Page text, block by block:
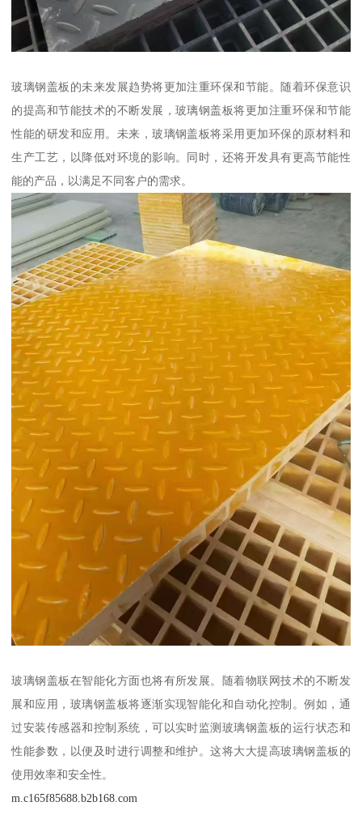
玻璃钢盖板的未来发展趋势将更加注重环保和节能。随着环保意识
的提高和节能技术的不断发展，玻璃钢盖板将更加注重环保和节能
性能的研发和应用。未来，玻璃钢盖板将采用更加环保的原材料和
生产工艺，以降低对环境的影响。同时，还将开发具有更高节能性
能的产品，以满足不同客户的需求。
玻璃钢盖板在智能化方面也将有所发展。随着物联网技术的不断发
展和应用，玻璃钢盖板将逐渐实现智能化和自动化控制。例如，通
过安装传感器和控制系统，可以实时监测玻璃钢盖板的运行状态和
性能参数，以便及时进行调整和维护。这将大大提高玻璃钢盖板的
使用效率和安全性。
m.c165f85688.b2b168.com